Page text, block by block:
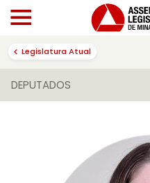
Legislatura Atual
DEPUTADOS